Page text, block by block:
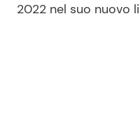
2022 nel suo nuovo